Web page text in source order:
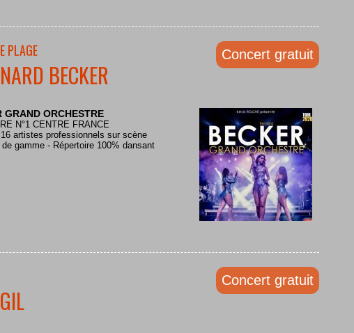
PLAGE
BECKER
Concert gratuit
GRAND ORCHESTRE
N°1 CENTRE FRANCE
artistes professionnels sur scène
gamme - Répertoire 100% dansant
Concert gratuit